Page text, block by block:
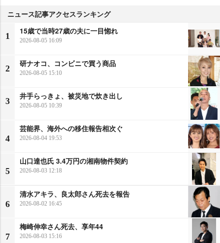
ニュース記事アクセスランキング
1
15歳で当時27歳の夫に一目惚れ
2026-08-05 16:09
2
研ナオコ、コンビニで買う商品
2026-08-05 15:10
3
井手らっきょ、被災地で炊き出し
2026-08-05 10:39
4
芸能界、海外への移住報告相次ぐ
2026-08-04 19:53
5
山口達也氏 3.4万円の湘南物件契約
2026-08-03 12:18
6
清水アキラ、良太郎さん死去を報告
2026-08-02 16:45
7
梅崎伸幸さん死去、享年44
2026-08-03 15:16